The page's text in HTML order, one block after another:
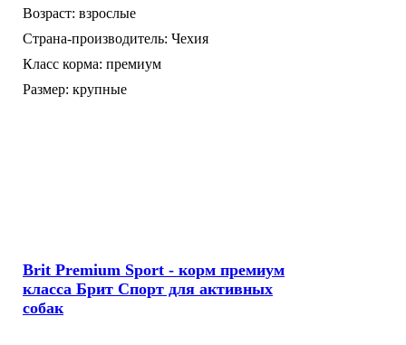
Возраст: взрослые
Страна-производитель: Чехия
Класс корма: премиум
Размер: крупные
Brit Premium Sport - корм премиум
класса Брит Спорт для активных
собак